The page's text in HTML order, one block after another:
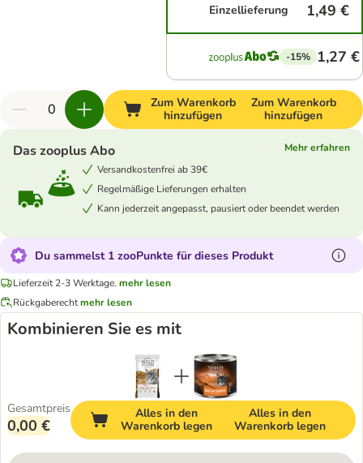
Einzellieferung 1,49 €
-15% 1,27 €
Zum Warenkorb
hinzufügen
Zum Warenkorb
hinzufügen
Das zooplus Abo
Mehr erfahren
Versandkostenfrei ab 39€
Regelmäßige Lieferungen erhalten
Kann jederzeit angepasst, pausiert oder beendet werden
Du sammelst 1 zooPunkte für dieses Produkt
Lieferzeit 2-3 Werktage. mehr lesen
Rückgaberechtmehr lesen
Kombinieren Sie es mit
Gesamtpreis
0,00 €
Alles in den
Warenkorb legen
Alles in den
Warenkorb legen